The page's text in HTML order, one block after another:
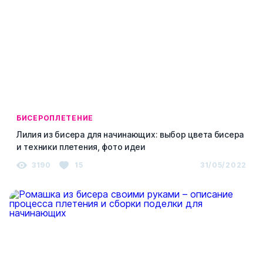
БИСЕРОПЛЕТЕНИЕ
Лилия из бисера для начинающих: выбор цвета бисера
и техники плетения, фото идеи
3190 15 31/05/2022